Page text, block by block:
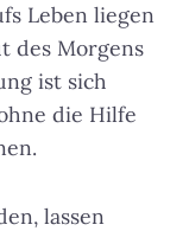
Leben liegen
des Morgens
ist sich
die Hilfe
lassen